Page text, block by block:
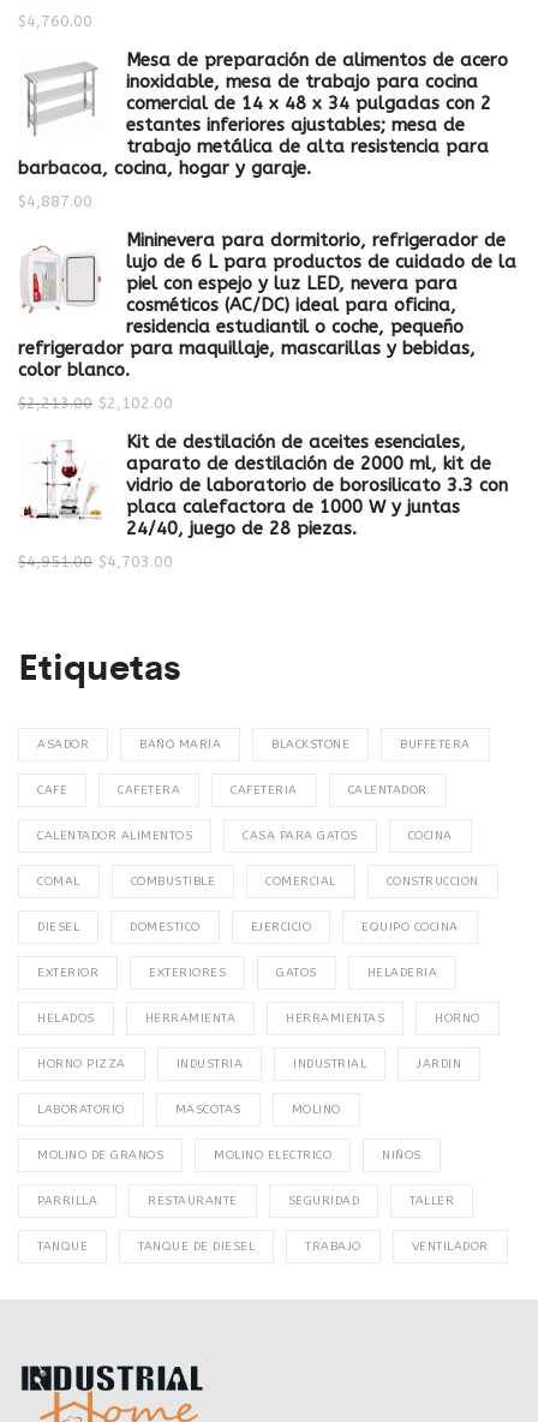
$4,760.00
Mesa de preparación de alimentos de acero
inoxidable, mesa de trabajo para cocina
comercial de 14 x 48 x 34 pulgadas con 2
estantes inferiores ajustables; mesa de
trabajo metálica de alta resistencia para
barbacoa, cocina, hogar y garaje.
$4,887.00
Mininevera para dormitorio, refrigerador de
lujo de 6 L para productos de cuidado de la
piel con espejo y luz LED, nevera para
cosméticos (AC/DC) ideal para oficina,
residencia estudiantil o coche, pequeño
refrigerador para maquillaje, mascarillas y bebidas,
color blanco.
$2,213.00 $2,102.00
Kit de destilación de aceites esenciales,
aparato de destilación de 2000 ml, kit de
vidrio de laboratorio de borosilicato 3.3 con
placa calefactora de 1000 W y juntas
24/40, juego de 28 piezas.
$4,951.00 $4,703.00
Etiquetas
ASADOR BAÑO MARIA BLACKSTONE BUFFETERA
CAFE CAFETERA CAFETERIA CALENTADOR
CALENTADOR ALIMENTOS CASA PARA GATOS COCINA
COMAL COMBUSTIBLE COMERCIAL CONSTRUCCION
DIESEL DOMESTICO EJERCICIO EQUIPO COCINA
EXTERIOR EXTERIORES GATOS HELADERIA
HELADOS HERRAMIENTA HERRAMIENTAS HORNO
HORNO PIZZA INDUSTRIA INDUSTRIAL JARDIN
LABORATORIO MASCOTAS MOLINO
MOLINO DE GRANOS MOLINO ELECTRICO NIÑOS
PARRILLA RESTAURANTE SEGURIDAD TALLER
TANQUE TANQUE DE DIESEL TRABAJO VENTILADOR